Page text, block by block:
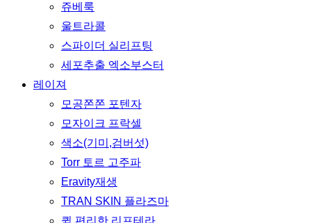
쥬베룩
울트라콜
스파이더 실리프팅
세포추출 엑소부스터
레이져
모공쫀쫀 포텐자
모자이크 프락셀
색소(기미,검버섯)
Torr 토르 고주파
Eravity재생
TRAN SKIN 플라즈마
퀵.편리한 리프테라